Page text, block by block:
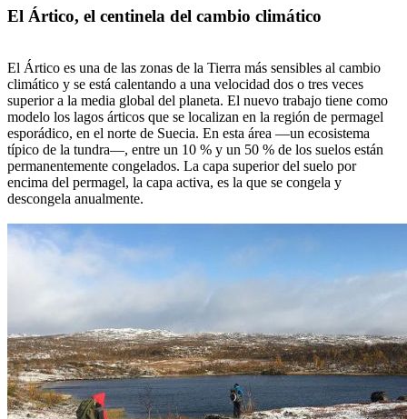
El Ártico, el centinela del cambio climático
El Ártico es una de las zonas de la Tierra más sensibles al cambio
climático y se está calentando a una velocidad dos o tres veces
superior a la media global del planeta. El nuevo trabajo tiene como
modelo los lagos árticos que se localizan en la región de permagel
esporádico, en el norte de Suecia. En esta área —un ecosistema
típico de la tundra—, entre un 10 % y un 50 % de los suelos están
permanentemente congelados. La capa superior del suelo por
encima del permagel, la capa activa, es la que se congela y
descongela anualmente.